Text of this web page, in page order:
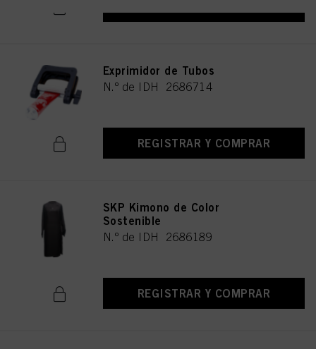
Exprimidor de Tubos
N.º de IDH 2686714
REGISTRAR Y COMPRAR
SKP Kimono de Color
Sostenible
N.º de IDH 2686189
REGISTRAR Y COMPRAR